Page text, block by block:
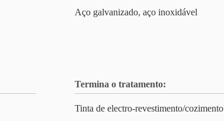
Aço galvanizado, aço inoxidável
Termina o tratamento:
Tinta de electro-revestimento/cozimento